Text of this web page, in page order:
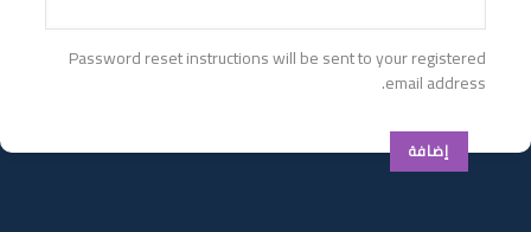
Password reset instructions will be sent to your registered
email address.